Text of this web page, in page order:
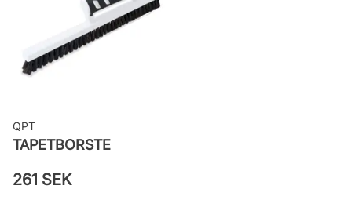
QPT
TAPETBORSTE
261 SEK